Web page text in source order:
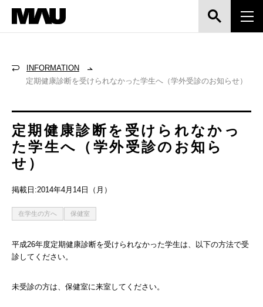
INFORMATION
定期健康診断を受けられなかった学生へ（学外受診のお知らせ）
定期健康診断を受けられなかっ
た学生へ（学外受診のお知ら
せ）
掲載日:2014年4月14日（月）
在学生の方へ 保健室
平成26年度定期健康診断を受けられなかった学生は、以下の方法で受
診してください。
未受診の方は、保健室に来室してください。